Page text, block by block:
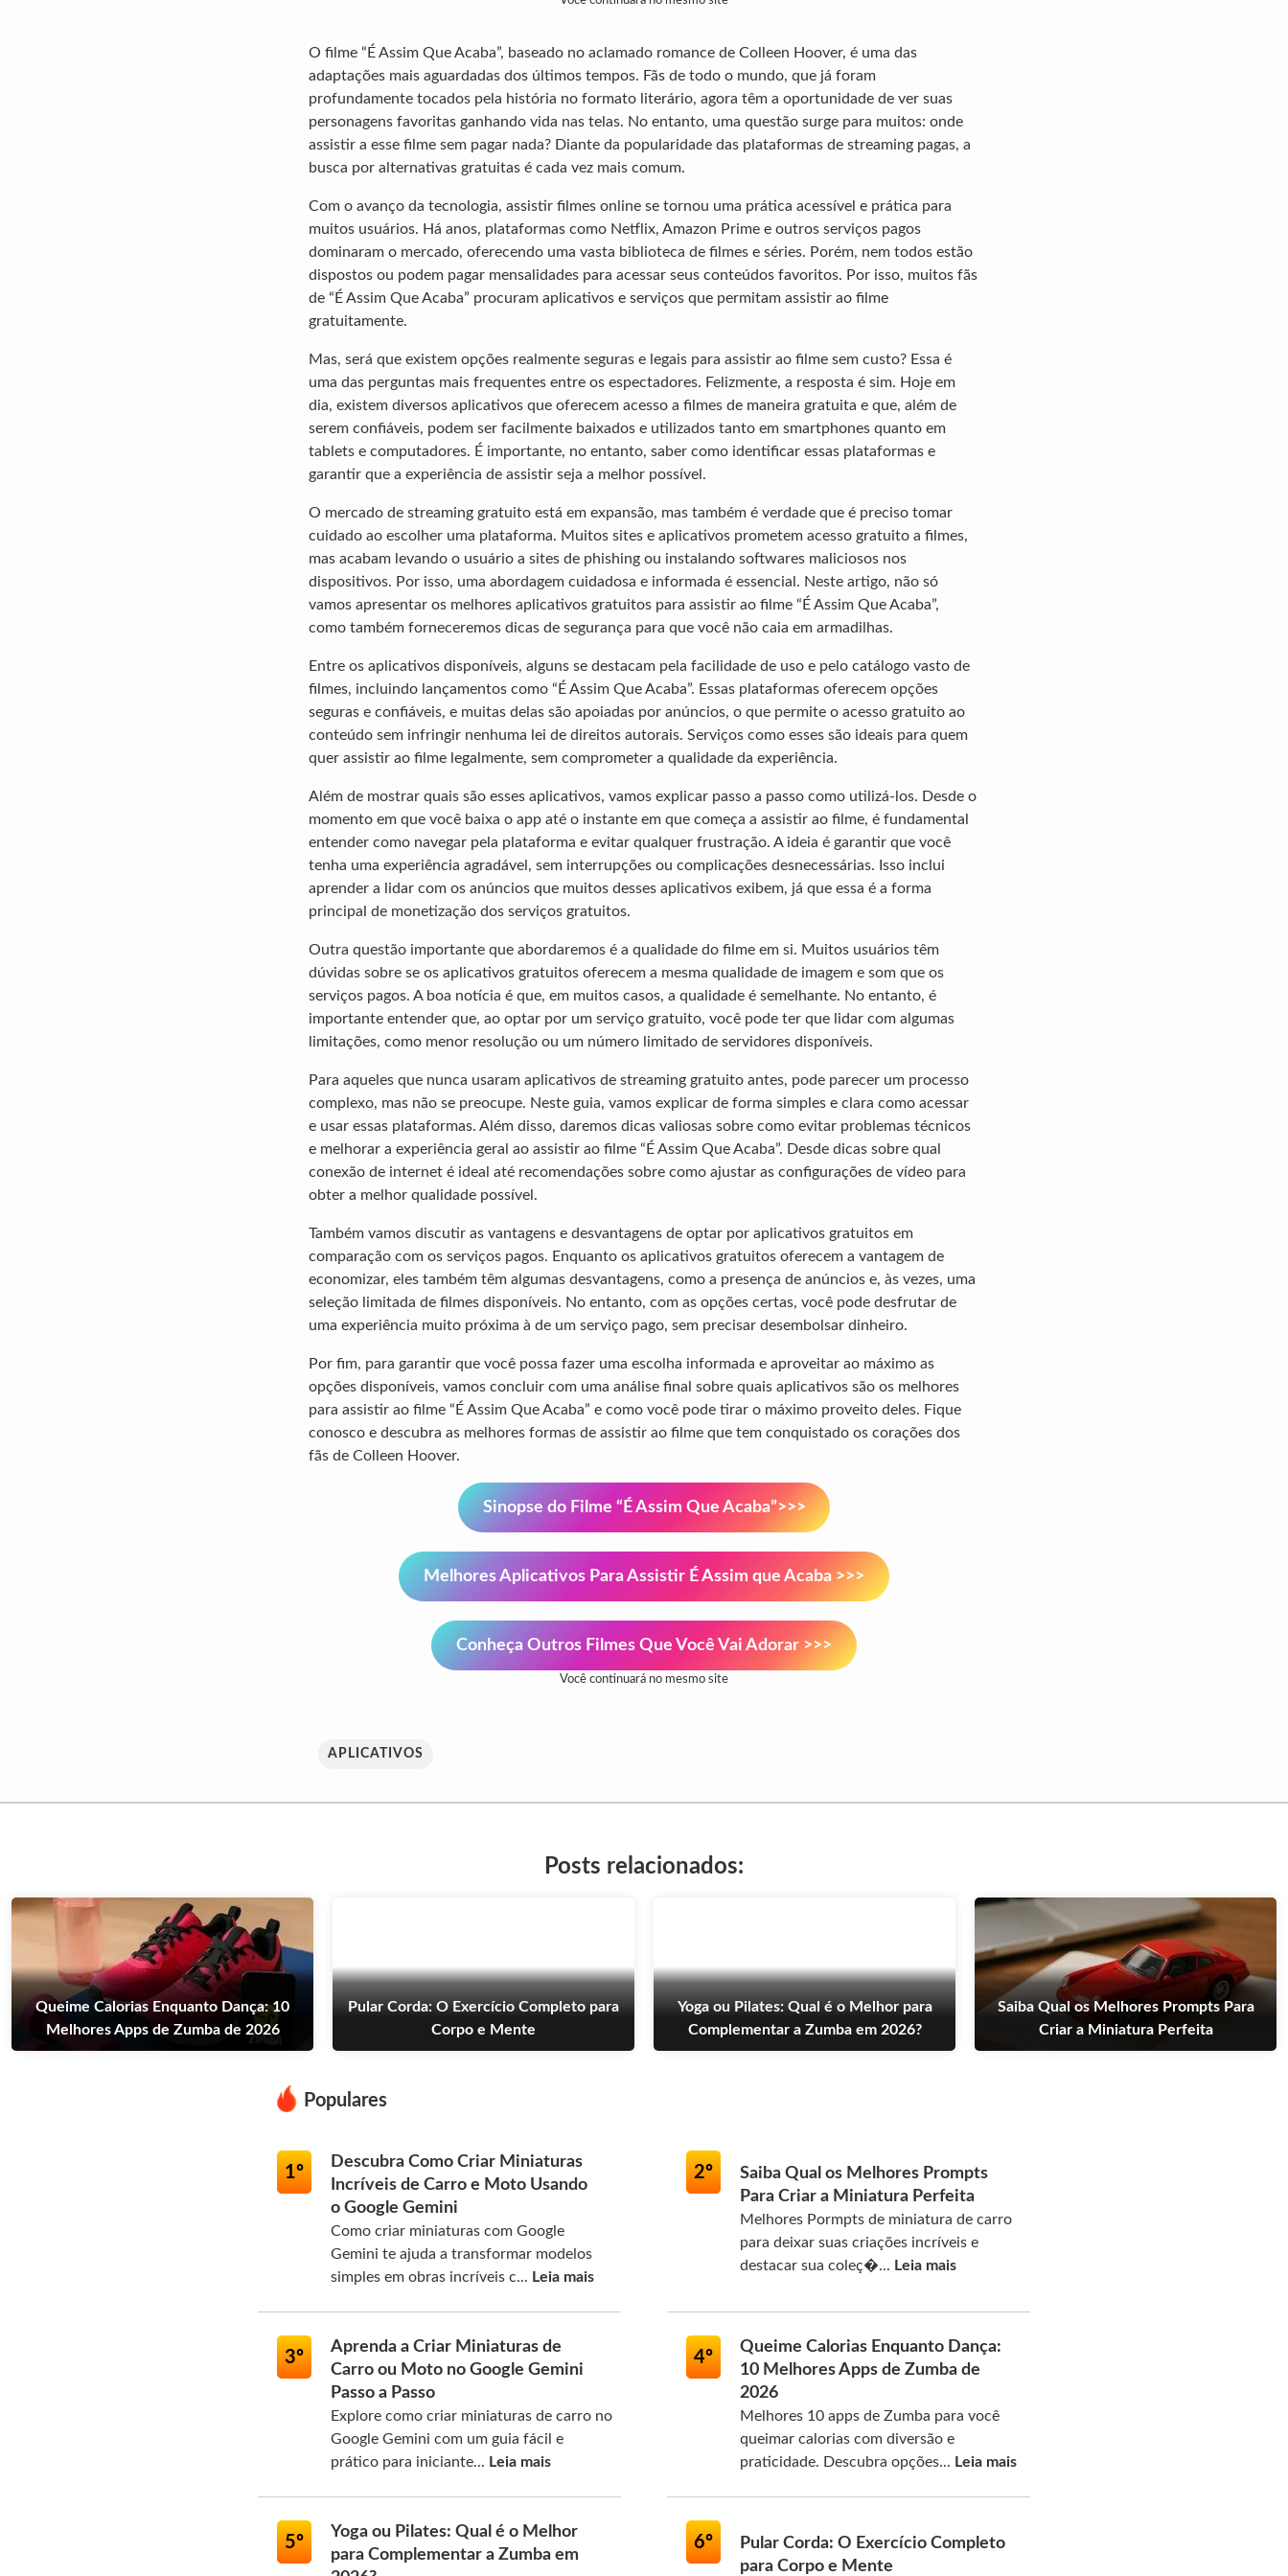
O filme “É Assim Que Acaba”, baseado no aclamado romance de Colleen Hoover, é uma das
adaptações mais aguardadas dos últimos tempos. Fãs de todo o mundo, que já foram
profundamente tocados pela história no formato literário, agora têm a oportunidade de ver suas
personagens favoritas ganhando vida nas telas. No entanto, uma questão surge para muitos: onde
assistir a esse filme sem pagar nada? Diante da popularidade das plataformas de streaming pagas, a
busca por alternativas gratuitas é cada vez mais comum.
Com o avanço da tecnologia, assistir filmes online se tornou uma prática acessível e prática para
muitos usuários. Há anos, plataformas como Netflix, Amazon Prime e outros serviços pagos
dominaram o mercado, oferecendo uma vasta biblioteca de filmes e séries. Porém, nem todos estão
dispostos ou podem pagar mensalidades para acessar seus conteúdos favoritos. Por isso, muitos fãs
de “É Assim Que Acaba” procuram aplicativos e serviços que permitam assistir ao filme
gratuitamente.
Mas, será que existem opções realmente seguras e legais para assistir ao filme sem custo? Essa é
uma das perguntas mais frequentes entre os espectadores. Felizmente, a resposta é sim. Hoje em
dia, existem diversos aplicativos que oferecem acesso a filmes de maneira gratuita e que, além de
serem confiáveis, podem ser facilmente baixados e utilizados tanto em smartphones quanto em
tablets e computadores. É importante, no entanto, saber como identificar essas plataformas e
garantir que a experiência de assistir seja a melhor possível.
O mercado de streaming gratuito está em expansão, mas também é verdade que é preciso tomar
cuidado ao escolher uma plataforma. Muitos sites e aplicativos prometem acesso gratuito a filmes,
mas acabam levando o usuário a sites de phishing ou instalando softwares maliciosos nos
dispositivos. Por isso, uma abordagem cuidadosa e informada é essencial. Neste artigo, não só
vamos apresentar os melhores aplicativos gratuitos para assistir ao filme “É Assim Que Acaba”,
como também forneceremos dicas de segurança para que você não caia em armadilhas.
Entre os aplicativos disponíveis, alguns se destacam pela facilidade de uso e pelo catálogo vasto de
filmes, incluindo lançamentos como “É Assim Que Acaba”. Essas plataformas oferecem opções
seguras e confiáveis, e muitas delas são apoiadas por anúncios, o que permite o acesso gratuito ao
conteúdo sem infringir nenhuma lei de direitos autorais. Serviços como esses são ideais para quem
quer assistir ao filme legalmente, sem comprometer a qualidade da experiência.
Além de mostrar quais são esses aplicativos, vamos explicar passo a passo como utilizá-los. Desde o
momento em que você baixa o app até o instante em que começa a assistir ao filme, é fundamental
entender como navegar pela plataforma e evitar qualquer frustração. A ideia é garantir que você
tenha uma experiência agradável, sem interrupções ou complicações desnecessárias. Isso inclui
aprender a lidar com os anúncios que muitos desses aplicativos exibem, já que essa é a forma
principal de monetização dos serviços gratuitos.
Outra questão importante que abordaremos é a qualidade do filme em si. Muitos usuários têm
dúvidas sobre se os aplicativos gratuitos oferecem a mesma qualidade de imagem e som que os
serviços pagos. A boa notícia é que, em muitos casos, a qualidade é semelhante. No entanto, é
importante entender que, ao optar por um serviço gratuito, você pode ter que lidar com algumas
limitações, como menor resolução ou um número limitado de servidores disponíveis.
Para aqueles que nunca usaram aplicativos de streaming gratuito antes, pode parecer um processo
complexo, mas não se preocupe. Neste guia, vamos explicar de forma simples e clara como acessar
e usar essas plataformas. Além disso, daremos dicas valiosas sobre como evitar problemas técnicos
e melhorar a experiência geral ao assistir ao filme “É Assim Que Acaba”. Desde dicas sobre qual
conexão de internet é ideal até recomendações sobre como ajustar as configurações de vídeo para
obter a melhor qualidade possível.
Também vamos discutir as vantagens e desvantagens de optar por aplicativos gratuitos em
comparação com os serviços pagos. Enquanto os aplicativos gratuitos oferecem a vantagem de
economizar, eles também têm algumas desvantagens, como a presença de anúncios e, às vezes, uma
seleção limitada de filmes disponíveis. No entanto, com as opções certas, você pode desfrutar de
uma experiência muito próxima à de um serviço pago, sem precisar desembolsar dinheiro.
Por fim, para garantir que você possa fazer uma escolha informada e aproveitar ao máximo as
opções disponíveis, vamos concluir com uma análise final sobre quais aplicativos são os melhores
para assistir ao filme “É Assim Que Acaba” e como você pode tirar o máximo proveito deles. Fique
conosco e descubra as melhores formas de assistir ao filme que tem conquistado os corações dos
fãs de Colleen Hoover.
Sinopse do Filme “É Assim Que Acaba”>>>
Melhores Aplicativos Para Assistir É Assim que Acaba >>>
Conheça Outros Filmes Que Você Vai Adorar >>>
Você continuará no mesmo site
APLICATIVOS
Posts relacionados:
Queime Calorias Enquanto Dança: 10
Melhores Apps de Zumba de 2026
Pular Corda: O Exercício Completo para
Corpo e Mente
Yoga ou Pilates: Qual é o Melhor para
Complementar a Zumba em 2026?
Saiba Qual os Melhores Prompts Para
Criar a Miniatura Perfeita
Populares
1º
Descubra Como Criar Miniaturas
Incríveis de Carro e Moto Usando
o Google Gemini
Como criar miniaturas com Google
Gemini te ajuda a transformar modelos
simples em obras incríveis c... Leia mais
2º
Saiba Qual os Melhores Prompts
Para Criar a Miniatura Perfeita
Melhores Pormpts de miniatura de carro
para deixar suas criações incríveis e
destacar sua coleç�... Leia mais
3º
Aprenda a Criar Miniaturas de
Carro ou Moto no Google Gemini
Passo a Passo
Explore como criar miniaturas de carro no
Google Gemini com um guia fácil e
prático para iniciante... Leia mais
4º
Queime Calorias Enquanto Dança:
10 Melhores Apps de Zumba de
2026
Melhores 10 apps de Zumba para você
queimar calorias com diversão e
praticidade. Descubra opções... Leia mais
5º
Yoga ou Pilates: Qual é o Melhor
para Complementar a Zumba em
6º
Pular Corda: O Exercício Completo
para Corpo e Mente